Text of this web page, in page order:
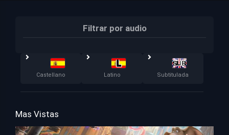
Filtrar por audio
Castellano Latino Subtitulada
Mas Vistas